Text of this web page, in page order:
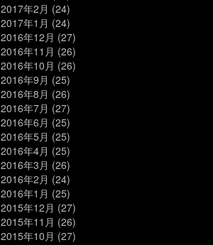
2017年2月 (24)
2017年1月 (24)
2016年12月 (27)
2016年11月 (26)
2016年10月 (26)
2016年9月 (25)
2016年8月 (26)
2016年7月 (27)
2016年6月 (25)
2016年5月 (25)
2016年4月 (25)
2016年3月 (26)
2016年2月 (24)
2016年1月 (25)
2015年12月 (27)
2015年11月 (26)
2015年10月 (27)